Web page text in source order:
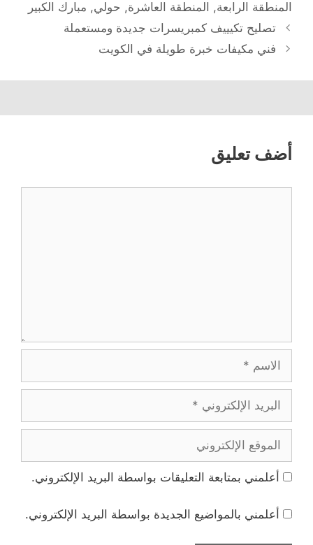
المنطقة الرابعة, المنطقة العاشرة, حولي, مبارك الكبير
تصليح تكيييف كمبريسرات جديدة ومستعملة
فني مكيفات خبرة طويلة في الكويت
أضف تعليق
الإلكتروني
الإلكتروني
أعلمني بمتابعة التعليقات بواسطة البريد الإلكتروني.
أعلمني بالمواضيع الجديدة بواسطة البريد الإلكتروني.